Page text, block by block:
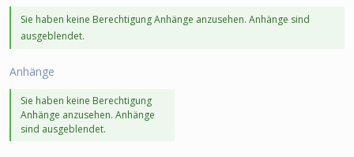
Sie haben keine Berechtigung Anhänge anzusehen. Anhänge sind
ausgeblendet.
Anhänge
Sie haben keine Berechtigung
Anhänge anzusehen. Anhänge
sind ausgeblendet.